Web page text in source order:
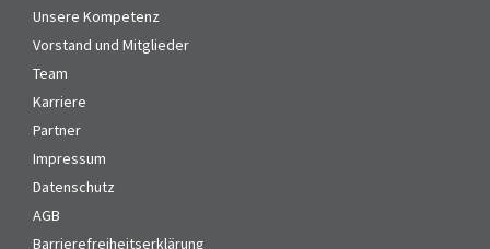
Unsere Kompetenz
Vorstand und Mitglieder
Team
Karriere
Partner
Impressum
Datenschutz
AGB
Barrierefreiheitserklärung